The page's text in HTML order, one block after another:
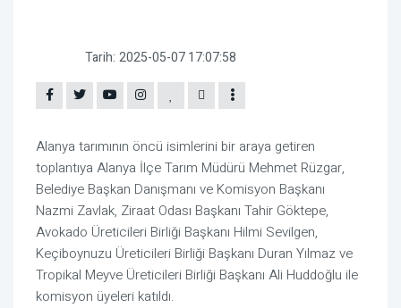
Tarih: 2025-05-07 17:07:58
Alanya tarımının öncü isimlerini bir araya getiren
toplantıya Alanya İlçe Tarım Müdürü Mehmet Rüzgar,
Belediye Başkan Danışmanı ve Komisyon Başkanı
Nazmi Zavlak, Ziraat Odası Başkanı Tahir Göktepe,
Avokado Üreticileri Birliği Başkanı Hilmi Sevilgen,
Keçiboynuzu Üreticileri Birliği Başkanı Duran Yılmaz ve
Tropikal Meyve Üreticileri Birliği Başkanı Ali Huddoğlu ile
komisyon üyeleri katıldı.